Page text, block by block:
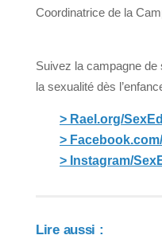
Coordinatrice de la
Suivez la campagne de
la sexualité dès
> Rael.org/
>
> Instagram/
Lire aussi :